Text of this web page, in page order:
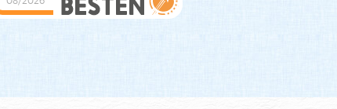
MyStampart -
unabhängige Stampin'